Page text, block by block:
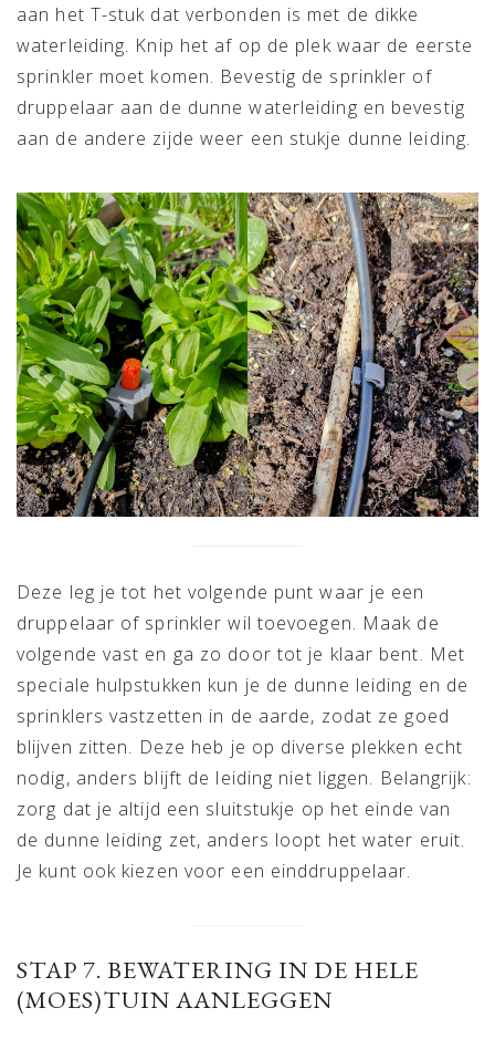
aan het T-stuk dat verbonden is met de dikke
waterleiding. Knip het af op de plek waar de eerste
sprinkler moet komen. Bevestig de sprinkler of
druppelaar aan de dunne waterleiding en bevestig
aan de andere zijde weer een stukje dunne leiding.
Deze leg je tot het volgende punt waar je een
druppelaar of sprinkler wil toevoegen. Maak de
volgende vast en ga zo door tot je klaar bent. Met
speciale hulpstukken kun je de dunne leiding en de
sprinklers vastzetten in de aarde, zodat ze goed
blijven zitten. Deze heb je op diverse plekken echt
nodig, anders blijft de leiding niet liggen. Belangrijk:
zorg dat je altijd een sluitstukje op het einde van
de dunne leiding zet, anders loopt het water eruit.
Je kunt ook kiezen voor een einddruppelaar.
STAP 7. BEWATERING IN DE HELE
(MOES)TUIN AANLEGGEN